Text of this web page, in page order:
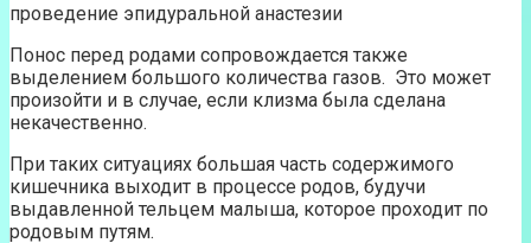
проведение эпидуральной анастезии
Понос перед родами сопровождается также
выделением большого количества газов. Это может
произойти и в случае, если клизма была сделана
некачественно.
При таких ситуациях большая часть содержимого
кишечника выходит в процессе родов, будучи
выдавленной тельцем малыша, которое проходит по
родовым путям.